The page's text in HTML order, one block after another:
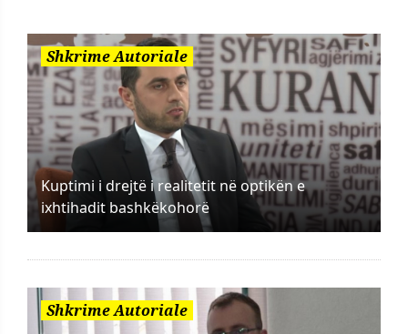
Shkrime Autoriale
Kuptimi i drejtë i realitetit në optikën e
ixhtihadit bashkëkohorë
Shkrime Autoriale